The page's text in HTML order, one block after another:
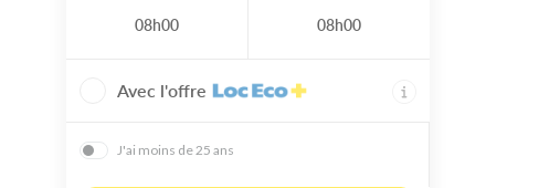
08h00
08h00
Avec l'offre
J'ai moins de 25 ans